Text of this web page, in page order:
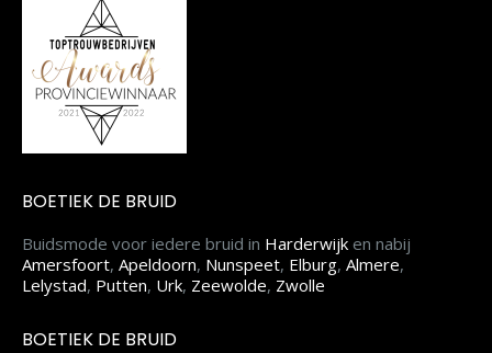
BOETIEK DE BRUID
Buidsmode voor iedere bruid in Harderwijk en nabij
Amersfoort, Apeldoorn, Nunspeet, Elburg, Almere,
Lelystad, Putten, Urk, Zeewolde, Zwolle
BOETIEK DE BRUID